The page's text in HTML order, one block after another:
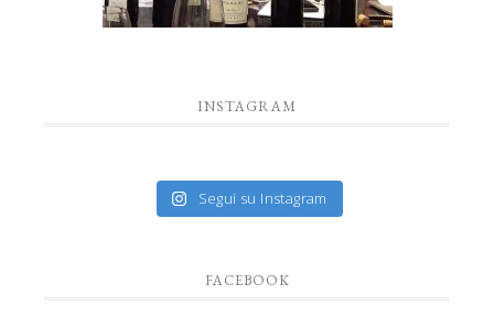
INSTAGRAM
Segui su Instagram
FACEBOOK